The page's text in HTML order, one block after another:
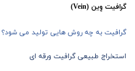
گرافیت وِین (Vein)
گرافیت به چه روش هایی تولید می شود؟
استخراج طبیعی گرافیت ورقه ای